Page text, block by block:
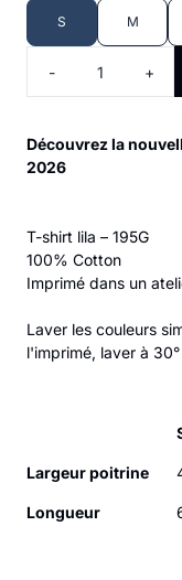
S M
- +
Découvrez la
2026
T-shirt lila – 195G
100% Cotton
Imprimé dans un
Laver les couleurs
l'imprimé, laver à
Largeur poitrine
Longueur